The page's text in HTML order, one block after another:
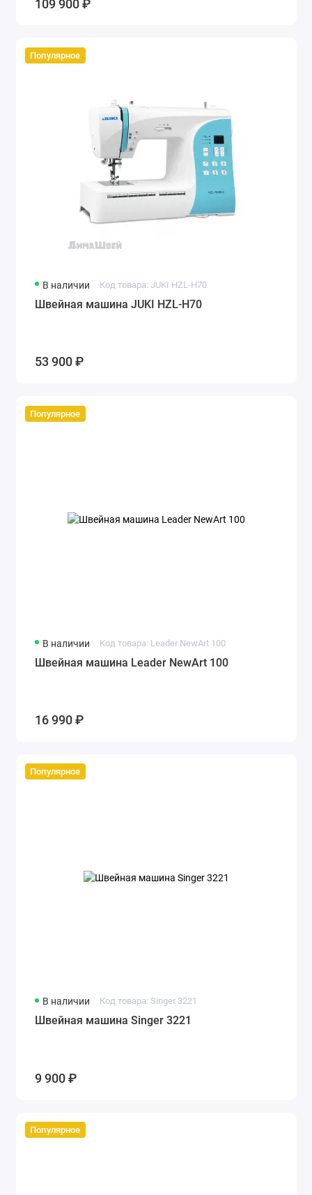
109 900 ₽
Популярное
В наличии Код товара: JUKI HZL-H70
Швейная машина JUKI HZL-H70
53 900 ₽
Популярное
В наличии Код товара: Leader NewArt 100
Швейная машина Leader NewArt 100
16 990 ₽
Популярное
В наличии Код товара: Singer 3221
Швейная машина Singer 3221
9 900 ₽
Популярное